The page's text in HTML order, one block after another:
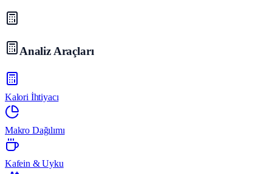
Analiz Araçları
Kalori İhtiyacı
Makro Dağılımı
Kafein & Uyku